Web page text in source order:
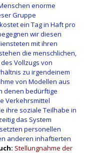
enorme
Gruppe
ein Tag in Haft pro
wir diesen
mit ihren
die menschlichen,
Vollzugs von
zu irgendeinem
von Modellen aus
denen bedürftige
Verkehrsmittel
ihre soziale Teilhabe in
das System
personellen
anderen inhaftierten
Stellungnahme der